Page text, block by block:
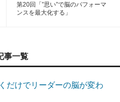
第20回「”思い”で脳のパフォーマ
ンスを最大化する」
事一覧
けでリーダーの脳が変わ